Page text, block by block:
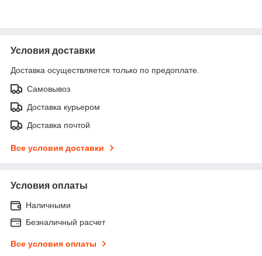
Условия доставки
Доставка осуществляется только по предоплате.
Самовывоз
Доставка курьером
Доставка почтой
Все условия доставки
Условия оплаты
Наличными
Безналичный расчет
Все условия оплаты